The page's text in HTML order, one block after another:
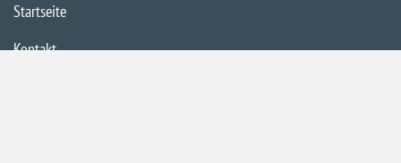
Startseite
Kontakt